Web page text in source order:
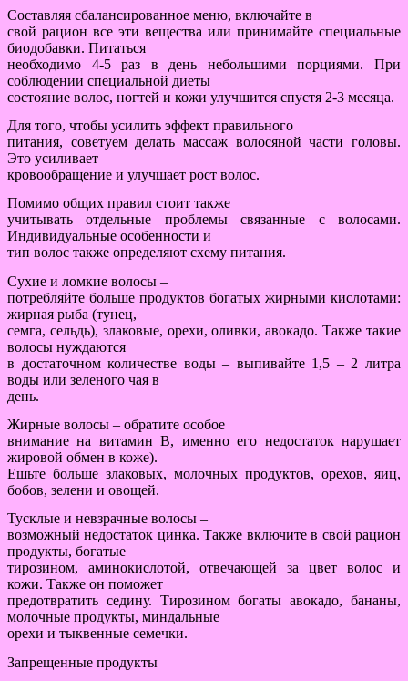
Составляя сбалансированное меню, включайте в
свой рацион все эти вещества или принимайте специальные
биодобавки. Питаться
необходимо 4-5 раз в день небольшими порциями. При
соблюдении специальной диеты
состояние волос, ногтей и кожи улучшится спустя 2-3 месяца.
Для того, чтобы усилить эффект правильного
питания, советуем делать массаж волосяной части головы.
Это усиливает
кровообращение и улучшает рост волос.
Помимо общих правил стоит также
учитывать отдельные проблемы связанные с волосами.
Индивидуальные особенности и
тип волос также определяют схему питания.
Сухие и ломкие волосы –
потребляйте больше продуктов богатых жирными кислотами:
жирная рыба (тунец,
семга, сельдь), злаковые, орехи, оливки, авокадо. Также такие
волосы нуждаются
в достаточном количестве воды – выпивайте 1,5 – 2 литра
воды или зеленого чая в
день.
Жирные волосы – обратите особое
внимание на витамин В, именно его недостаток нарушает
жировой обмен в коже).
Ешьте больше злаковых, молочных продуктов, орехов, яиц,
бобов, зелени и овощей.
Тусклые и невзрачные волосы –
возможный недостаток цинка. Также включите в свой рацион
продукты, богатые
тирозином, аминокислотой, отвечающей за цвет волос и
кожи. Также он поможет
предотвратить седину. Тирозином богаты авокадо, бананы,
молочные продукты, миндальные
орехи и тыквенные семечки.
Запрещенные продукты